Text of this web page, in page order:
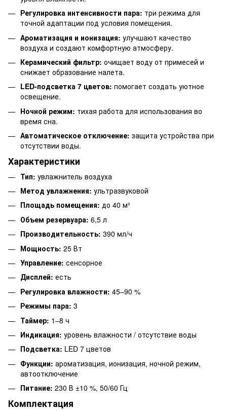
Регулировка интенсивности пара: три режима для
точной адаптации под условия помещения.
Ароматизация и ионизация: улучшают качество
воздуха и создают комфортную атмосферу.
Керамический фильтр: очищает воду от примесей и
снижает образование налета.
LED-подсветка 7 цветов: помогает создать уютное
освещение.
Ночной режим: тихая работа для использования во
время сна.
Автоматическое отключение: защита устройства при
отсутствии воды.
Характеристики
Тип: увлажнитель воздуха
Метод увлажнения: ультразвуковой
Площадь помещения: до 40 м²
Объем резервуара: 6,5 л
Производительность: 390 мл/ч
Мощность: 25 Вт
Управление: сенсорное
Дисплей: есть
Регулировка влажности: 45–90 %
Режимы пара: 3
Таймер: 1–8 ч
Индикация: уровень влажности / отсутствие воды
Подсветка: LED 7 цветов
Функции: ароматизация, ионизация, ночной режим,
автоотключение
Питание: 230 В ±10 %, 50/60 Гц
Комплектация